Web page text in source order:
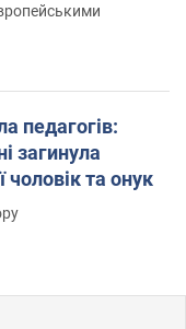
педагогів:
загинула
чоловік та онук